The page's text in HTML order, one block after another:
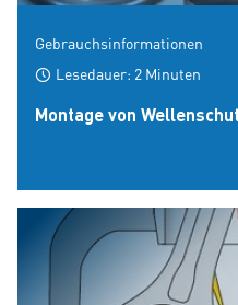
Gebrauchsinformationen
Lesedauer: 2 Minuten
Montage von